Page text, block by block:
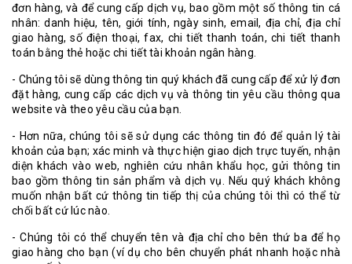
đơn hàng, và để cung cấp dịch vụ, bao gồm một số thông tin cá
nhân: danh hiệu, tên, giới tính, ngày sinh, email, địa chỉ, địa chỉ
giao hàng, số điện thoại, fax, chi tiết thanh toán, chi tiết thanh
toán bằng thẻ hoặc chi tiết tài khoản ngân hàng.
- Chúng tôi sẽ dùng thông tin quý khách đã cung cấp để xử lý đơn
đặt hàng, cung cấp các dịch vụ và thông tin yêu cầu thông qua
website và theo yêu cầu của bạn.
- Hơn nữa, chúng tôi sẽ sử dụng các thông tin đó để quản lý tài
khoản của bạn; xác minh và thực hiện giao dịch trực tuyến, nhận
diện khách vào web, nghiên cứu nhân khẩu học, gửi thông tin
bao gồm thông tin sản phẩm và dịch vụ. Nếu quý khách không
muốn nhận bất cứ thông tin tiếp thị của chúng tôi thì có thể từ
chối bất cứ lúc nào.
- Chúng tôi có thể chuyển tên và địa chỉ cho bên thứ ba để họ
giao hàng cho bạn (ví dụ cho bên chuyển phát nhanh hoặc nhà